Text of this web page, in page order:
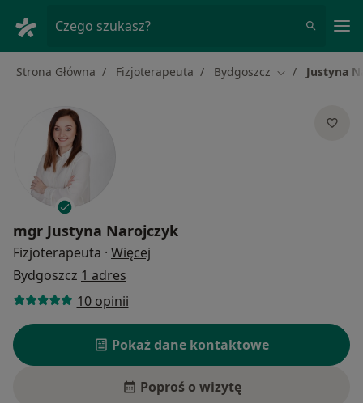
Czego szukasz?
Strona Główna Fizjoterapeuta Bydgoszcz Zmień miasto
Justyna
mgr Justyna Narojczyk
Fizjoterapeuta · Więcej
Bydgoszcz 1 adres
10 opinii
Pokaż dane kontaktowe
Poproś o wizytę